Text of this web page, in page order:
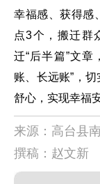
幸福感、获得感
点3个，搬迁群
迁“后半篇”文
账、长远账”，
舒心，实现幸福
来源：高台县
撰稿：赵文新